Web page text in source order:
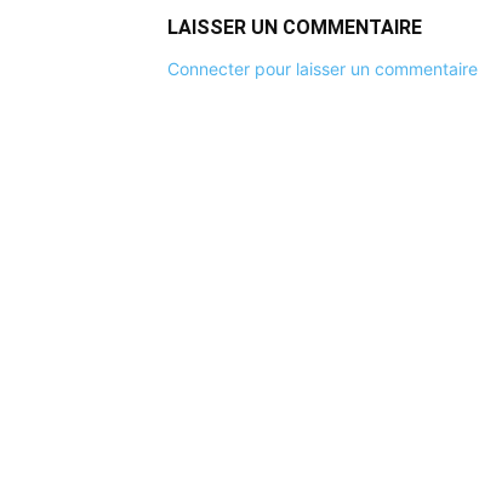
LAISSER UN COMMENTAIRE
Connecter pour laisser un commentaire